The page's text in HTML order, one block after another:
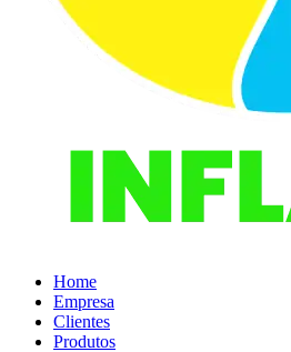
Home
Empresa
Clientes
Produtos